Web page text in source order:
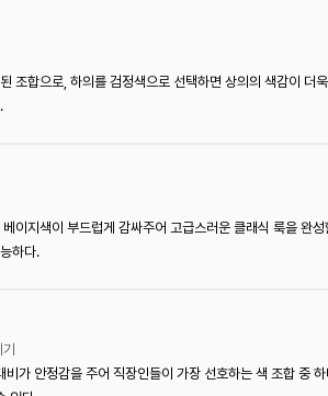
조합으로, 하의를 검정색으로 선택하면 상의의 색감이
이지색이 부드럽게 감싸주어 고급스러운 클래식 룩을 완
하다.
비가 안정감을 주어 직장인들이 가장 선호하는 색 조합 중